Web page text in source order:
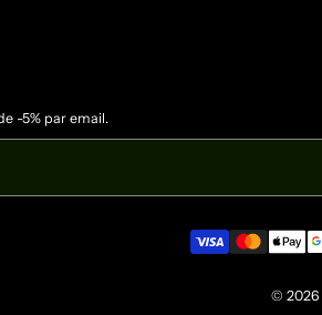
-5% par email.
© 2026